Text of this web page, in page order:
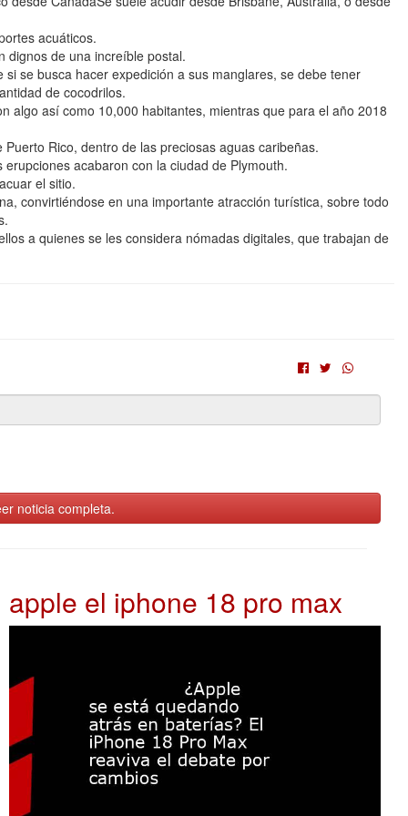
acuáticos.
dignos de una increíble postal.
se busca hacer expedición a sus manglares, se debe tener
de cocodrilos.
algo así como 10,000 habitantes, mientras que para el año 2018
Rico, dentro de las preciosas aguas caribeñas.
acabaron con la ciudad de Plymouth.
el sitio.
convirtiéndose en una importante atracción turística, sobre todo
a quienes se les considera nómadas digitales, que trabajan de
noticia completa.
apple el iphone 18 pro max